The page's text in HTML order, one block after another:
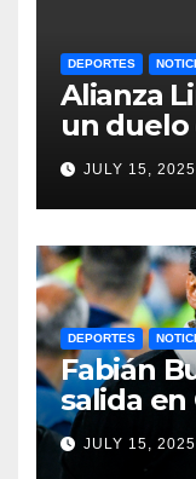
DEPORTES
Alianza
un duelo
Gremio
2025
JULY 15, 2025
DEPORTES
Fabián
salida en
dolorosa
Paraguay
JULY 15, 2025